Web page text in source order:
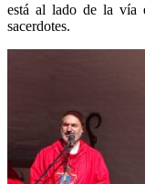
está al lado de la vía
sacerdotes.